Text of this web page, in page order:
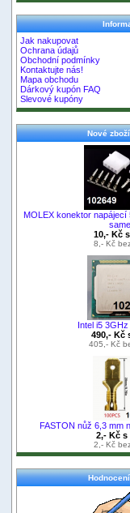
Jak nakupovat
Ochrana údajů
Obchodní podmínky
Kontaktujte nás!
Mapa obchodu
Dárkový kupón FAQ
Slevové kupóny
Nové
MOLEX konektor napájecí
10,- Kč
8,- Kč
Intel i5
490,- Kč
405,- Kč
FASTON nůž 6,3 mm
2,- Kč s
2,- Kč